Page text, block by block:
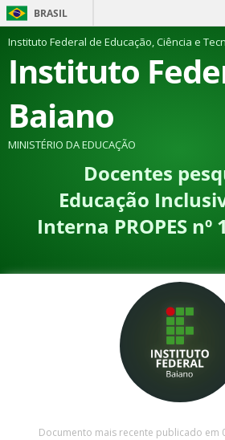
BRASIL
Instituto Federal de Educação, Ciência e
Instituto
Baiano
MINISTÉRIO DA EDUCAÇÃO
Docentes
Educação
Interna PROPES nº
Documento mais recente publicado em